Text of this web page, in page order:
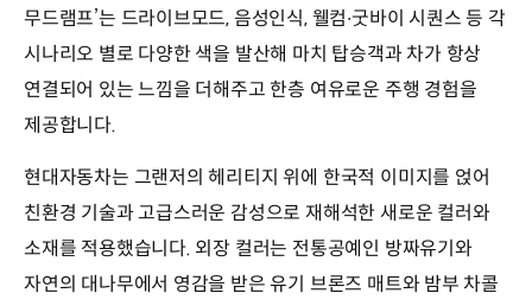
무드램프’는 드라이브모드, 음성인식, 웰컴∙굿바이 시퀀스 등 각
시나리오 별로 다양한 색을 발산해 마치 탑승객과 차가 항상
연결되어 있는 느낌을 더해주고 한층 여유로운 주행 경험을
제공합니다.
현대자동차는 그랜저의 헤리티지 위에 한국적 이미지를 얹어
친환경 기술과 고급스러운 감성으로 재해석한 새로운 컬러와
소재를 적용했습니다. 외장 컬러는 전통공예인 방짜유기와
자연의 대나무에서 영감을 받은 유기 브론즈 매트와 밤부 차콜